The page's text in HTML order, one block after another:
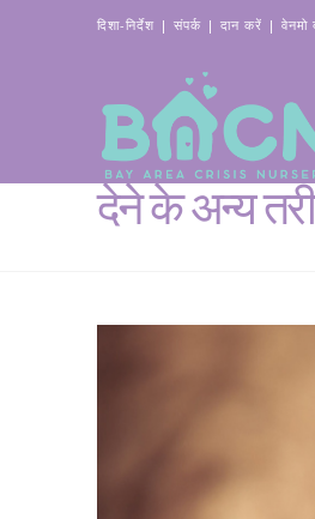
दिशा-निर्देश | संपर्क| दान करें | वेनमो
देने के अन्य